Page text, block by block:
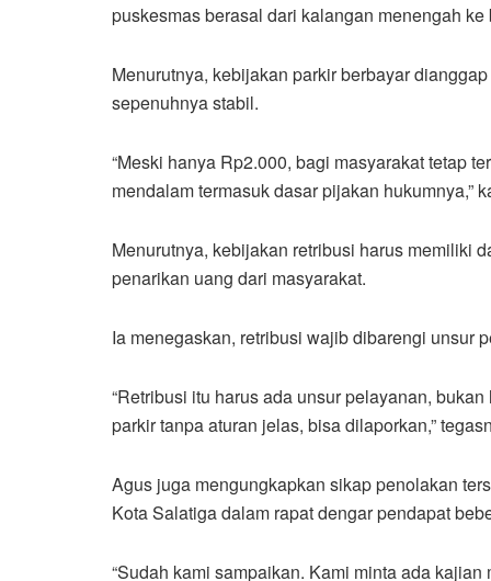
puskesmas berasal dari kalangan menengah ke
Menurutnya, kebijakan parkir berbayar
sepenuhnya stabil.
“Meski hanya Rp2.000, bagi masyarakat tetap
mendalam termasuk dasar pijakan hukumnya,”
Menurutnya, kebijakan retribusi harus memiliki
penarikan uang dari masyarakat.
Ia menegaskan, retribusi wajib dibarengi unsur
“Retribusi itu harus ada unsur pelayanan,
parkir tanpa aturan jelas, bisa dilaporkan,”
Agus juga mengungkapkan sikap penolakan
Kota Salatiga dalam rapat dengar pendapat
“Sudah kami sampaikan. Kami minta ada kajian